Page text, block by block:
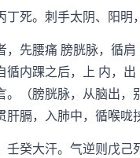
死。刺手太阴、阳明
先腰痛 膀胱脉，循肩
循内踝之后，上 内，
。（膀胱脉，从脑出
肝膈，入肺中，循喉咙
癸大汗。气逆则戊己